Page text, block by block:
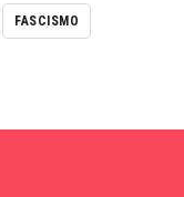
FASCISMO